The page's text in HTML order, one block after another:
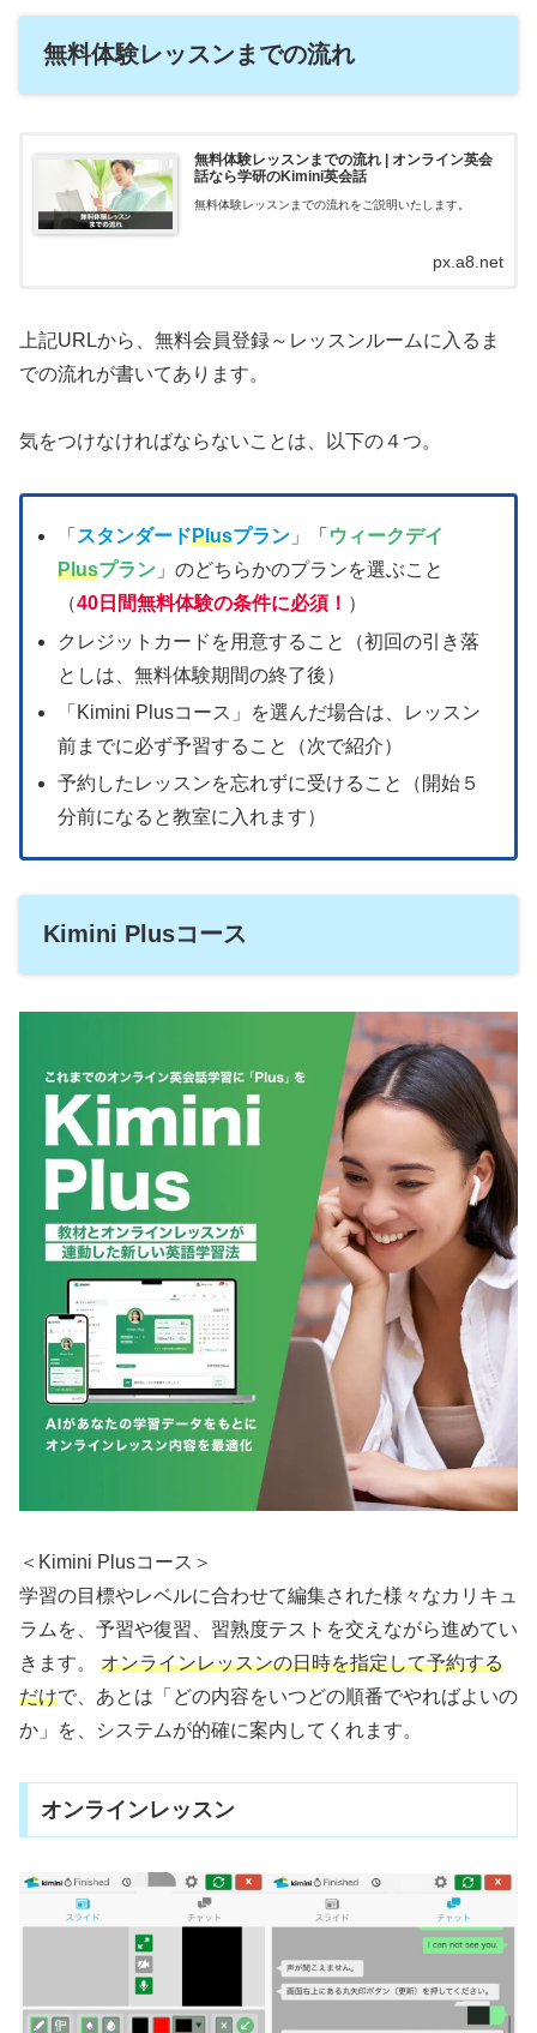
無料体験レッスンまでの流れ
無料体験レッスンまでの流れ | オンライン英会
話なら学研のKimini英会話
無料体験レッスンまでの流れをご説明いたします。
px.a8.net
上記URLから、無料会員登録～レッスンルームに入るま
での流れが書いてあります。
気をつけなければならないことは、以下の４つ。
「 スタンダードPlusプラン 」 「 ウィークデイ
Plusプラン 」のどちらかのプランを選ぶこと
（40日間無料体験の条件に必須！ ）
クレジットカードを用意すること（初回の引き落
としは、無料体験期間の終了後）
「Kimini Plusコース」を選んだ場合は、レッスン
前までに必ず予習すること（次で紹介）
予約したレッスンを忘れずに受けること（開始５
分前になると教室に入れます）
Kimini Plusコース
＜Kimini Plusコース＞
学習の目標やレベルに合わせて編集された様々なカリキュ
ラムを、予習や復習、習熟度テストを交えながら進めてい
きます。 オンラインレッスンの日時を指定して予約する
だけで、あとは「どの内容をいつどの順番でやればよいの
か」を、システムが的確に案内してくれます。
オンラインレッスン